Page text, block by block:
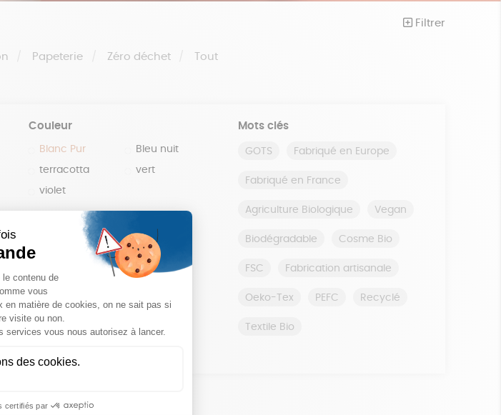
Filtrer
Papeterie Zéro déchet Tout
Couleur
Blanc Pur Bleu nuit
terracotta vert
violet
Mots clés
GOTS Fabriqué en Europe
Fabriqué en France
Agriculture Biologique Vegan
Biodégradable Cosme Bio
FSC Fabrication artisanale
Oeko-Tex PEFC Recyclé
Textile Bio